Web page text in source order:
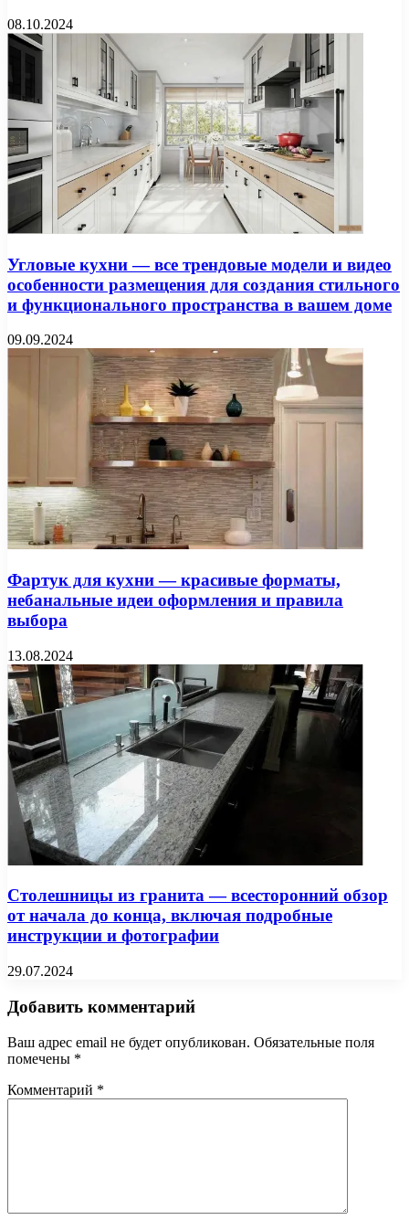
08.10.2024
Угловые кухни — все трендовые модели и видео
особенности размещения для создания стильного
и функционального пространства в вашем доме
09.09.2024
Фартук для кухни — красивые форматы,
небанальные идеи оформления и правила
выбора
13.08.2024
Столешницы из гранита — всесторонний обзор
от начала до конца, включая подробные
инструкции и фотографии
29.07.2024
Добавить комментарий
Ваш адрес email не будет опубликован. Обязательные поля
помечены *
Комментарий *